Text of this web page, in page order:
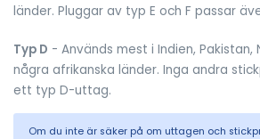
länder. Pluggar av typ E och F passar
Typ D - Används mest i Indien, Pakistan,
några afrikanska länder. Inga andra
ett typ D-uttag.
Om du inte är säker på om uttagen och